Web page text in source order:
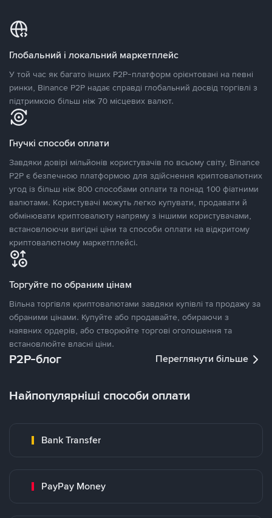
Глобальний і локальний маркетплейс
У той час як багато інших P2P-платформ орієнтовані на певні
ринки, Binance P2P надає справді глобальний досвід торгівлі з
підтримкою більш ніж 70 місцевих валют.
Гнучкі способи оплати
Завдяки довірі мільйонів користувачів по всьому світу, Binance
P2P є безпечною платформою для здійснення криптовалютних
угод із більш ніж 800 способами оплати та понад 100 фіатними
валютами. Користувачі можуть легко купувати, продавати й
обмінювати криптовалюту напряму з іншими користувачами,
встановлюючи вигідні ціни та способи оплати на відкритому
криптовалютному маркетплейсі.
Торгуйте по обраним цінам
Вільна торгівля криптовалютами завдяки купівлі та продажу за
обраними цінами. Купуйте або продавайте, обираючи з
наявних ордерів, або створюйте торгові оголошення та
встановлюйте власні ціни.
P2P-блог Переглянути більше
Найпопулярніші способи оплати
Bank Transfer
PayPay Money